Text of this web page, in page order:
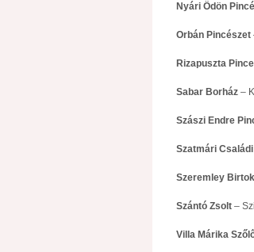
Nyári Ödön
Orbán Pincészet
Rizapuszta
Sabar Borház –
Szászi Endre
Szatmári
Szeremley Birtok
Szántó Zsolt –
Villa Márika